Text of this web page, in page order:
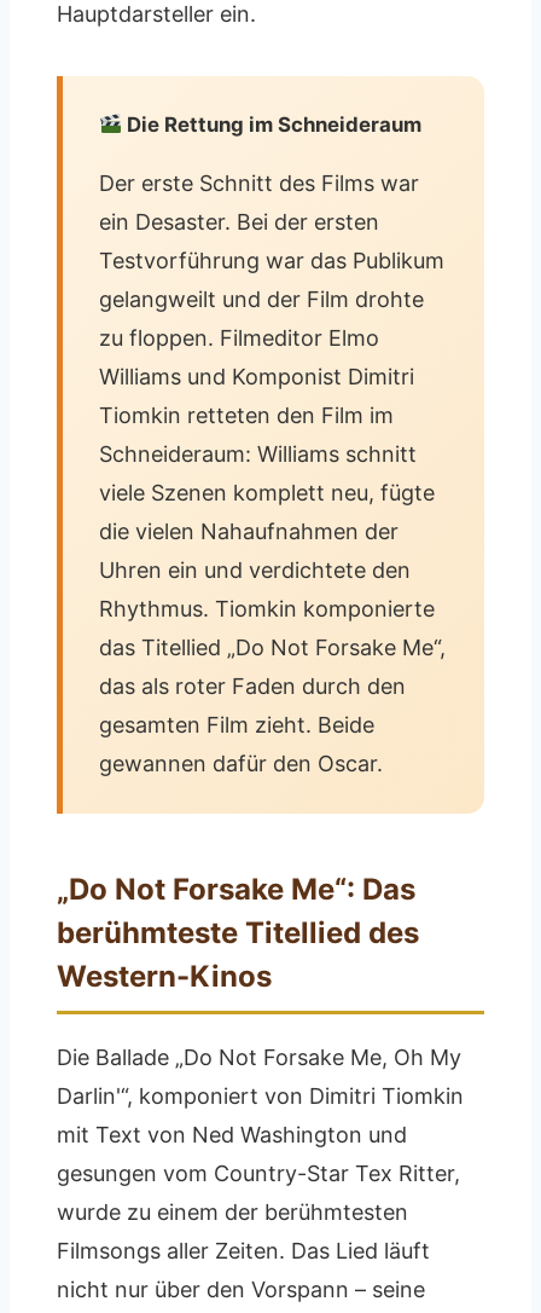
Hauptdarsteller ein.
Die Rettung im Schneideraum
Der erste Schnitt des Films war
ein Desaster. Bei der ersten
Testvorführung war das Publikum
gelangweilt und der Film drohte
zu floppen. Filmeditor Elmo
Williams und Komponist Dimitri
Tiomkin retteten den Film im
Schneideraum: Williams schnitt
viele Szenen komplett neu, fügte
die vielen Nahaufnahmen der
Uhren ein und verdichtete den
Rhythmus. Tiomkin komponierte
das Titellied „Do Not Forsake Me“,
das als roter Faden durch den
gesamten Film zieht. Beide
gewannen dafür den Oscar.
„Do Not Forsake Me“: Das
berühmteste Titellied des
Western-Kinos
Die Ballade „Do Not Forsake Me, Oh My
Darlin'“, komponiert von Dimitri Tiomkin
mit Text von Ned Washington und
gesungen vom Country-Star Tex Ritter,
wurde zu einem der berühmtesten
Filmsongs aller Zeiten. Das Lied läuft
nicht nur über den Vorspann – seine